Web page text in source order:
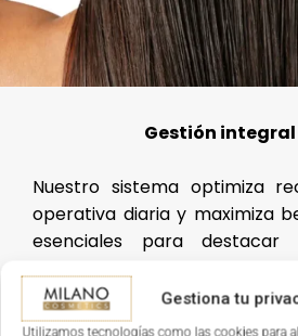
Gestiona tu
Utilizamos tecnologías como las cookies para
Gestión integral
Nuestro sistema optimiza
operativa diaria y maximiza
esenciales para